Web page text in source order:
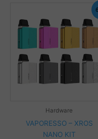
Hardware
VAPORESSO – XROS
NANO KIT